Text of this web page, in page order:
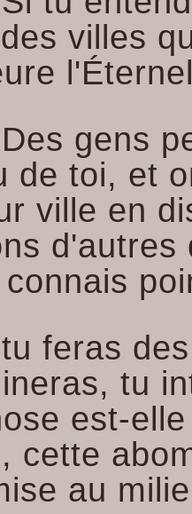
des villes
gens
de toi, et
ville en
d'autres
feras
tu
est-
cette
au